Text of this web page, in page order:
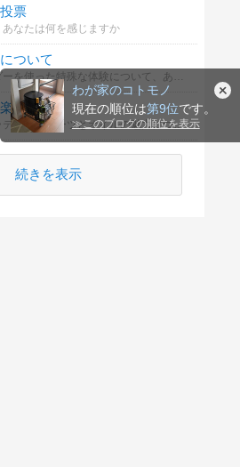
わが家のコトモノ
現在の順位は第9位です。
≫このブログの順位を表示
票
なたは何を感じますか
ついて
純粋なタルクパウダーを使った特殊な体験について、あなたはどう感じますか
しみ方
熟年夫婦が楽しむラテックススーツとオイルの魅力についての投票です。
続きを表示